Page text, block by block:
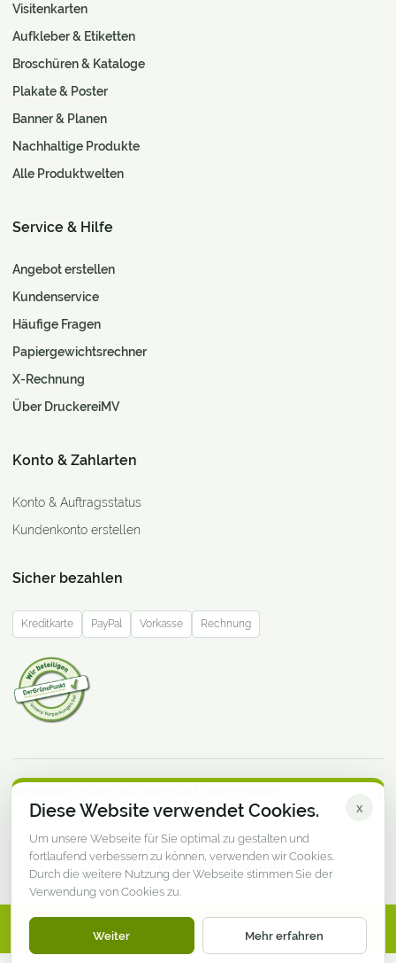
Visitenkarten
Aufkleber & Etiketten
Broschüren & Kataloge
Plakate & Poster
Banner & Planen
Nachhaltige Produkte
Alle Produktwelten
Service & Hilfe
Angebot erstellen
Kundenservice
Häufige Fragen
Papiergewichtsrechner
X-Rechnung
Über DruckereiMV
Konto & Zahlarten
Konto & Auftragsstatus
Kundenkonto erstellen
Sicher bezahlen
Kreditkarte PayPal Vorkasse Rechnung
Regionale Online-Druckerei und Liefergebiete
Widerrufsformular öffnen
© DruckereiMV.de · Online-Druckerei aus Mecklenburg-
Vorpommern
Diese Website verwendet Cookies.
Um unsere Webseite für Sie optimal zu gestalten und
fortlaufend verbessern zu können, verwenden wir Cookies.
Durch die weitere Nutzung der Webseite stimmen Sie der
Verwendung von Cookies zu.
Weiter Mehr erfahren
x